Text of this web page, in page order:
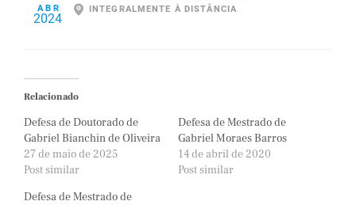
ABR
2024
INTEGRALMENTE À DISTÂNCIA
Relacionado
Defesa de Doutorado de
Gabriel Bianchin de Oliveira
27 de maio de 2025
Post similar
Defesa de Mestrado de
Gabriel Moraes Barros
14 de abril de 2020
Post similar
Defesa de Mestrado de